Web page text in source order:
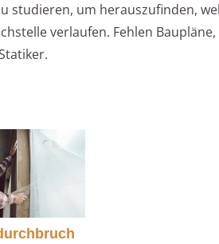
studieren, um herauszufinden,
verlaufen. Fehlen Baupläne,